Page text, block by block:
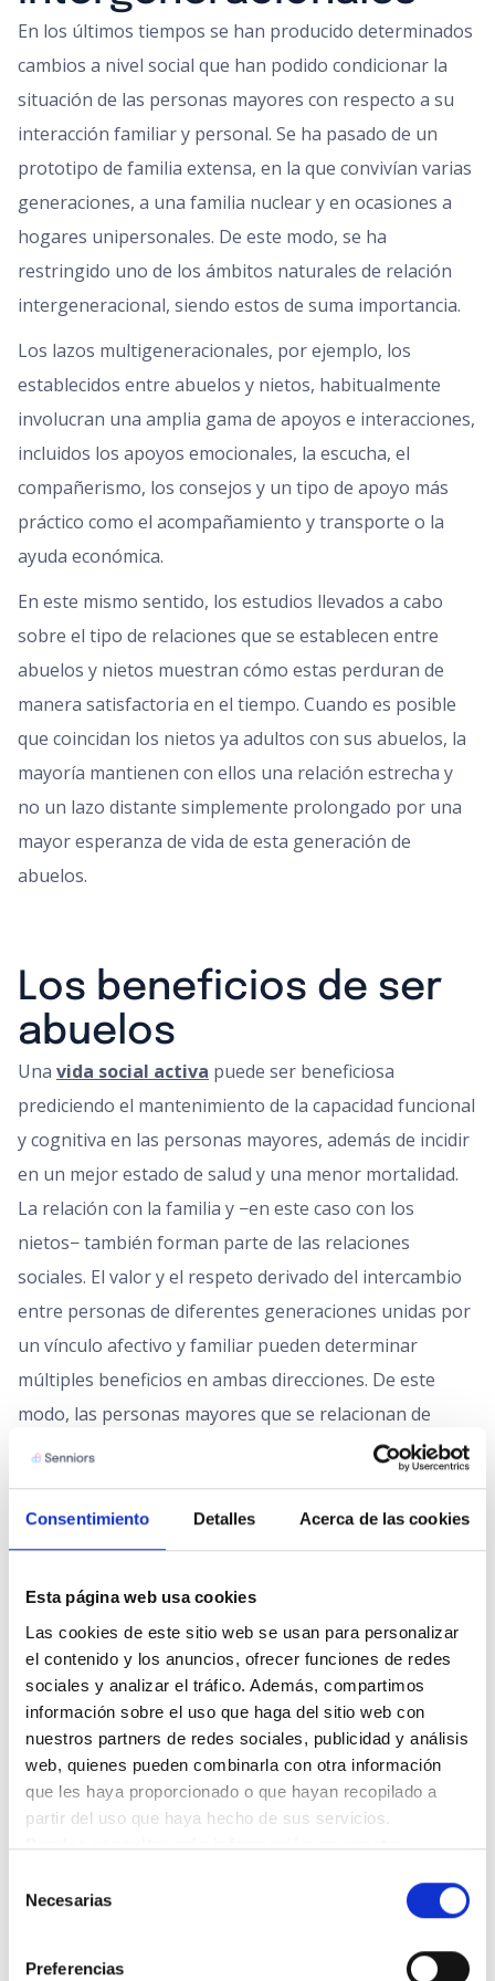
Consentimiento Detalles Acerca de las cookies
Esta página web usa cookies
Las cookies de este sitio web se usan para personalizar
el contenido y los anuncios, ofrecer funciones de redes
sociales y analizar el tráfico. Además, compartimos
información sobre el uso que haga del sitio web con
nuestros partners de redes sociales, publicidad y análisis
web, quienes pueden combinarla con otra información
que les haya proporcionado o que hayan recopilado a
partir del uso que haya hecho de sus servicios.
Puedes consultar más información en nuestra
Necesarias
Preferencias
En los últimos tiempos se han producido determinados
cambios a nivel social que han podido condicionar la
situación de las personas mayores con respecto a su
interacción familiar y personal. Se ha pasado de un
prototipo de familia extensa, en la que convivían varias
generaciones, a una familia nuclear y en ocasiones a
hogares unipersonales. De este modo, se ha
restringido uno de los ámbitos naturales de relación
intergeneracional, siendo estos de suma importancia.
Los lazos multigeneracionales, por ejemplo, los
establecidos entre abuelos y nietos, habitualmente
involucran una amplia gama de apoyos e interacciones,
incluidos los apoyos emocionales, la escucha, el
compañerismo, los consejos y un tipo de apoyo más
práctico como el acompañamiento y transporte o la
ayuda económica.
En este mismo sentido, los estudios llevados a cabo
sobre el tipo de relaciones que se establecen entre
abuelos y nietos muestran cómo estas perduran de
manera satisfactoria en el tiempo. Cuando es posible
que coincidan los nietos ya adultos con sus abuelos, la
mayoría mantienen con ellos una relación estrecha y
no un lazo distante simplemente prolongado por una
mayor esperanza de vida de esta generación de
abuelos.
Los beneficios de ser
abuelos
Una vida social activa puede ser beneficiosa
prediciendo el mantenimiento de la capacidad funcional
y cognitiva en las personas mayores, además de incidir
en un mejor estado de salud y una menor mortalidad.
La relación con la familia y −en este caso con los
nietos− también forman parte de las relaciones
sociales. El valor y el respeto derivado del intercambio
entre personas de diferentes generaciones unidas por
un vínculo afectivo y familiar pueden determinar
múltiples beneficios en ambas direcciones. De este
modo, las personas mayores que se relacionan de
forma fructífera con los nietos o cuando se ocupan de
ellos se perciben más activas y con un mejor manejo de
sus afecciones físicas y sus emociones.
abuelos a enriquecer su vida, les hace sentir más vivos,
útiles e integrados y también les ayuda a mantener una
buena forma física cuando son pequeños. Finalmente,
contribuyen a estimular su rendimiento cognitivo, con
una activación de los sentidos y de la memoria a corto y
largo plazo, a la activación de la imaginación y a la
mejora de su estado de ánimo y su calidad de vida. Por
aumentar su autoestima y disminuir el sentimiento de